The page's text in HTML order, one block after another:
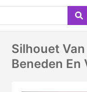
Silhouet
Beneden En